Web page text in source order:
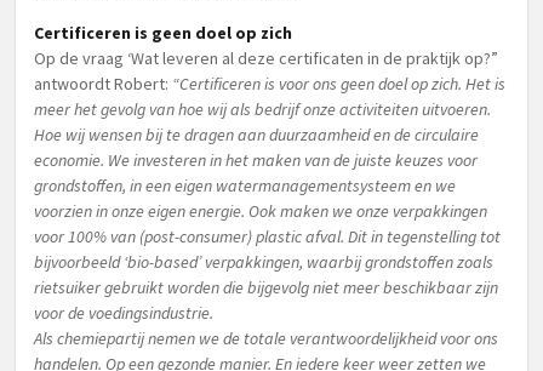
Certificeren is geen doel op zich
Op de vraag ‘Wat leveren al deze certificaten in de praktijk op?”
antwoordt Robert: “Certificeren is voor ons geen doel op zich. Het is
meer het gevolg van hoe wij als bedrijf onze activiteiten uitvoeren.
Hoe wij wensen bij te dragen aan duurzaamheid en de circulaire
economie. We investeren in het maken van de juiste keuzes voor
grondstoffen, in een eigen watermanagementsysteem en we
voorzien in onze eigen energie. Ook maken we onze verpakkingen
voor 100% van (post-consumer) plastic afval. Dit in tegenstelling tot
bijvoorbeeld ‘bio-based’ verpakkingen, waarbij grondstoffen zoals
rietsuiker gebruikt worden die bijgevolg niet meer beschikbaar zijn
voor de voedingsindustrie.
Als chemiepartij nemen we de totale verantwoordelijkheid voor ons
handelen. Op een gezonde manier. En iedere keer weer zetten we